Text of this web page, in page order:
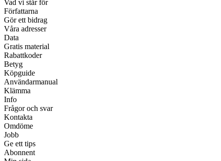
Vad vi står för
Författarna
Gör ett bidrag
Våra adresser
Data
Gratis material
Rabattkoder
Betyg
Köpguide
Användarmanual
Klämma
Info
Frågor och svar
Kontakta
Omdöme
Jobb
Ge ett tips
Abonnent